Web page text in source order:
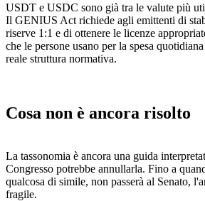
USDT e USDC sono già tra le valute più
Il GENIUS Act richiede agli emittenti di
riserve 1:1 e di ottenere le licenze
che le persone usano per la spesa
reale struttura normativa.
Cosa non è ancora risolto
La tassonomia è ancora una guida
Congresso potrebbe annullarla. Fino a
qualcosa di simile, non passerà al Senato,
fragile.